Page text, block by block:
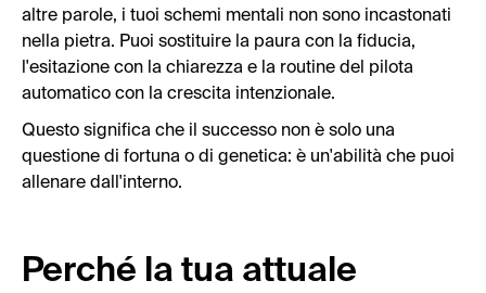
altre parole, i tuoi schemi mentali non sono incastonati
nella pietra. Puoi sostituire la paura con la fiducia,
l'esitazione con la chiarezza e la routine del pilota
automatico con la crescita intenzionale.
Questo significa che il successo non è solo una
questione di fortuna o di genetica: è un'abilità che puoi
allenare dall'interno.
Perché la tua attuale